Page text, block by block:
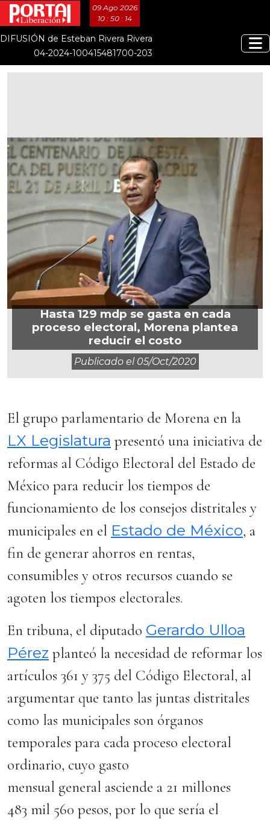
09 Ago 2026
10 : 50 : 14
DIFUSIÓN de Esteban Rivera Rivera
04-2024-100415481700-203
Hasta 129 mdp se gasta en cada
proceso electoral, Morena plantea
reducir el costo
Publicado el 05/oct/2020
El grupo parlamentario de Morena en la
LX Legislatura presentó una iniciativa de
reformas al Código Electoral del Estado de
México para reducir los tiempos de
funcionamiento de los consejos distritales y
municipales en el Estado de México, a
fin de generar ahorros en rentas,
consumibles y otros recursos cuando se
agoten los tiempos electorales.
En tribuna, el diputado Gerardo Ulloa
Pérez planteó la necesidad de reformar los
artículos 361 y 375 del Código Electoral, al
argumentar que tanto las juntas distritales
como las municipales son órganos
temporales para cada proceso electoral
ordinario, cuyo gasto
mensual general asciende a 21 millones
483 mil 560 pesos, por lo que sería el